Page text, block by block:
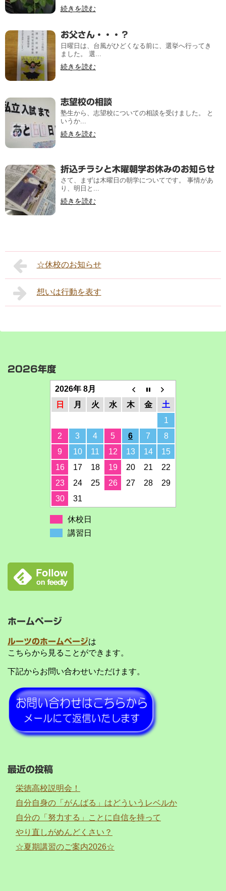
続きを読む
お父さん・・・？
日曜日は、台風がひどくなる前に、選挙へ行ってき
ました。 選...
続きを読む
志望校の相談
塾生から、志望校についての相談を受けました。 と
いうか...
続きを読む
折込チラシと木曜朝学お休みのお知らせ
さて、まずは木曜日の朝学についてです。 事情があ
り、明日と...
続きを読む
☆休校のお知らせ
想いは行動を表す
2026年度
2026年 8月
日
月 火 水 木 金
土
1
2
3 4 5 6 7
8
9
10 11 12 13 14
15
16
17 18 19 20 21
22
23
24 25 26 27 28
29
30
31
休校日
講習日
ホームページ
ルーツのホームページは
こちらから見ることができます。
下記からお問い合わせいただけます。
最近の投稿
栄徳高校説明会！
自分自身の「がんばる」はどういうレベルか
自分の「努力する」ことに自信を持って
やり直しがめんどくさい？
☆夏期講習のご案内2026☆